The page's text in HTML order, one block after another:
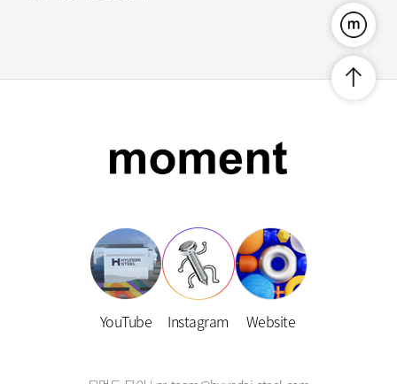
YouTube Instagram Website
푸른연금
맨위로